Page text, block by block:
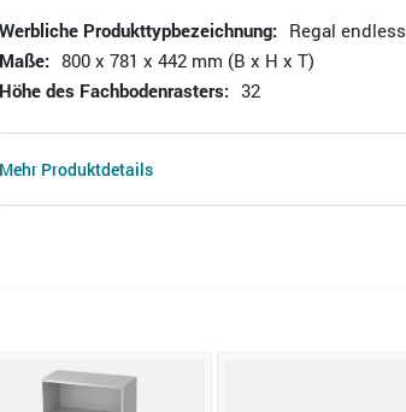
Werbliche Produkttypbezeichnung: Regal endless
Maße: 800 x 781 x 442 mm (B x H x T)
Höhe des Fachbodenrasters: 32
Mehr Produktdetails